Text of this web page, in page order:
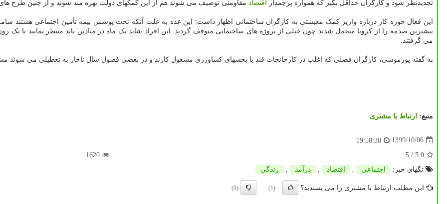
تجدیدنظر شود و کارگران حداقل بگیر که همواره پرچمدار
اقتصاد مقاومتی توصیف می شوند هم از این کمکهای دولت بهره مند شوند و از چنین طرح های
این فعال حوزه کار درباره واریز کمک معیشتی به کارگران ساختمانی اظهار داشت: این عده به علت آنکه تحت پوشش بیمه تأمین اجتماعی هستند
بیشترین صدمه را از کرونا متحمل شدند چون خیلی از پروژه های ساختمانی متوقف گردید. این افراد شاید یک ماه در میادین باید منتظر بمانند تا یک
می گرفتند.
به گفته پورموسی، کارگران فصلی که اغلب در کارخانجات قند یا بخشهای کشاورزی مشغول کارند و در بعضی فصول سال ناچار به تعطیلی می شوند مشمول واریز کمک ۱۰۰
منبع: ارتباط با مشتری
1399/10/06
19:58:38
5.0
/ 5
1620
تگهای خبر:
اجتماعی , اقتصاد , درآمد , زندگی
این مطلب ارتباط با مشتری را می پسندید؟ (1)
(0)